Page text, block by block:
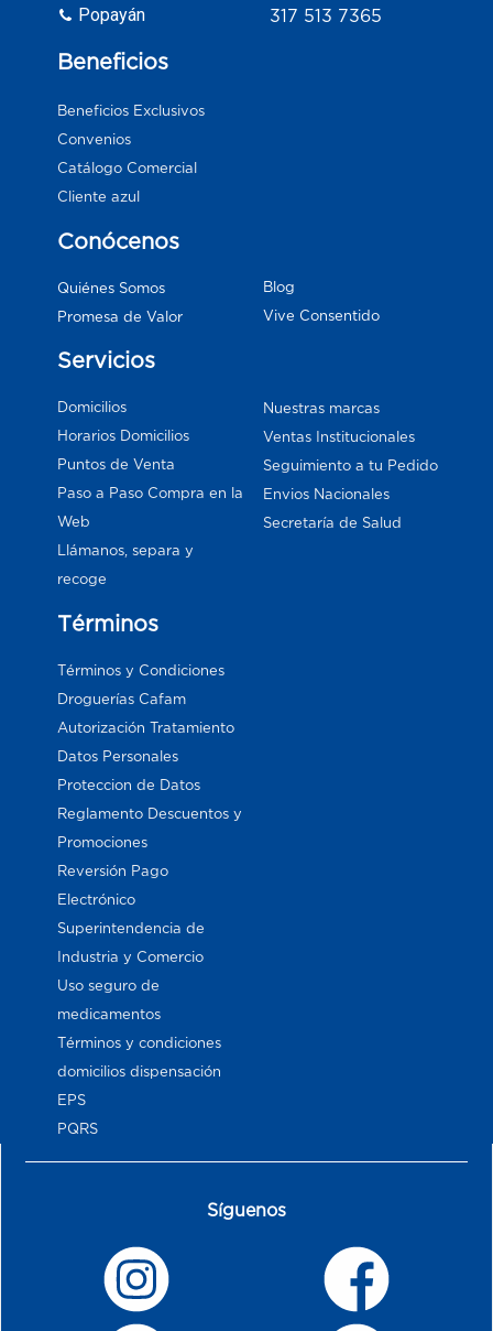
Popayán
317 513 7365
Beneficios
Beneficios Exclusivos
Convenios
Catálogo Comercial
Cliente azul
Conócenos
Quiénes Somos
Promesa de Valor
Blog
Vive Consentido
Servicios
Domicilios
Horarios Domicilios
Puntos de Venta
Paso a Paso Compra en la
Web
Llámanos, separa y
recoge
Nuestras marcas
Ventas Institucionales
Seguimiento a tu Pedido
Envios Nacionales
Secretaría de Salud
Términos
Términos y Condiciones
Droguerías Cafam
Autorización Tratamiento
Datos Personales
Proteccion de Datos
Reglamento Descuentos y
Promociones
Reversión Pago
Electrónico
Superintendencia de
Industria y Comercio
Uso seguro de
medicamentos
Términos y condiciones
domicilios dispensación
EPS
PQRS
Síguenos